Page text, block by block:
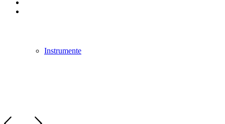
Instrumente